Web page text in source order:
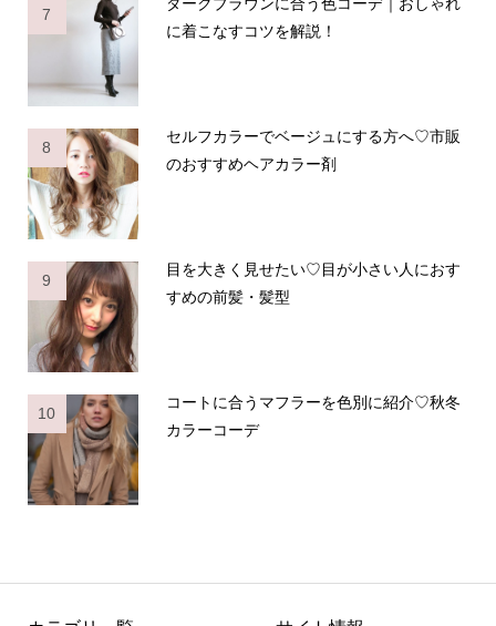
7
に着こなすコツを解説！
8
セルフカラーでベージュにする方へ♡市販
のおすすめヘアカラー剤
9
目を大きく見せたい♡目が小さい人におす
すめの前髪・髪型
10
コートに合うマフラーを色別に紹介♡秋冬
カラーコーデ